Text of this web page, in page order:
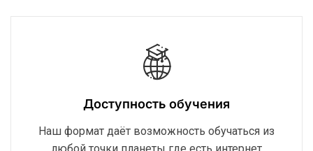
Доступность обучения
Наш формат даёт возможность обучаться из